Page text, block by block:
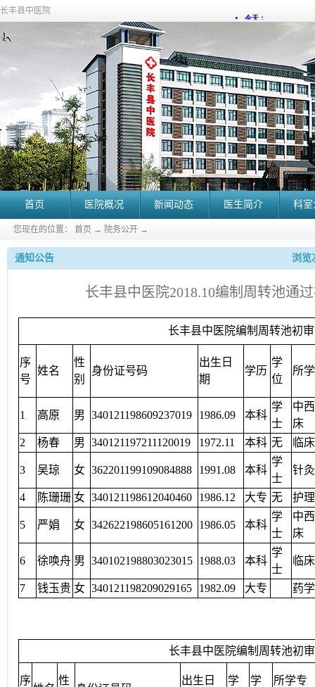
长丰县中医院
首页 医院概况 新闻动态 医生简介 科
您现在的位置： 首页 → 院务公开 →
通知公告 浏览
长丰县中医院2018.10编制周转池通过
长丰县中医院编制周转池初
序
号
姓名
性
别
身份证号码
出生日
期
学历
学
位
所
1 高原 男 340121198609237019 1986.09 本科
学
士
中
床
2
杨春 男 340121197211120019 1972.11 本科 无 临
3 吴琼 女 362201199109084888 1991.08 本科
学
士
针
4 陈珊珊 女 340121198612040460 1986.12 大专 无 护理
5 严娟 女 342622198605161200 1986.05 本科
学
士
中
床
6 徐唤舟 男 340102198803023015 1988.03 本科
学
士
临
7 钱玉贵 女 340121198209029165 1982.09 大专 药学
长丰县中医院编制周转池初
序
性
出生日
学
学
所学专